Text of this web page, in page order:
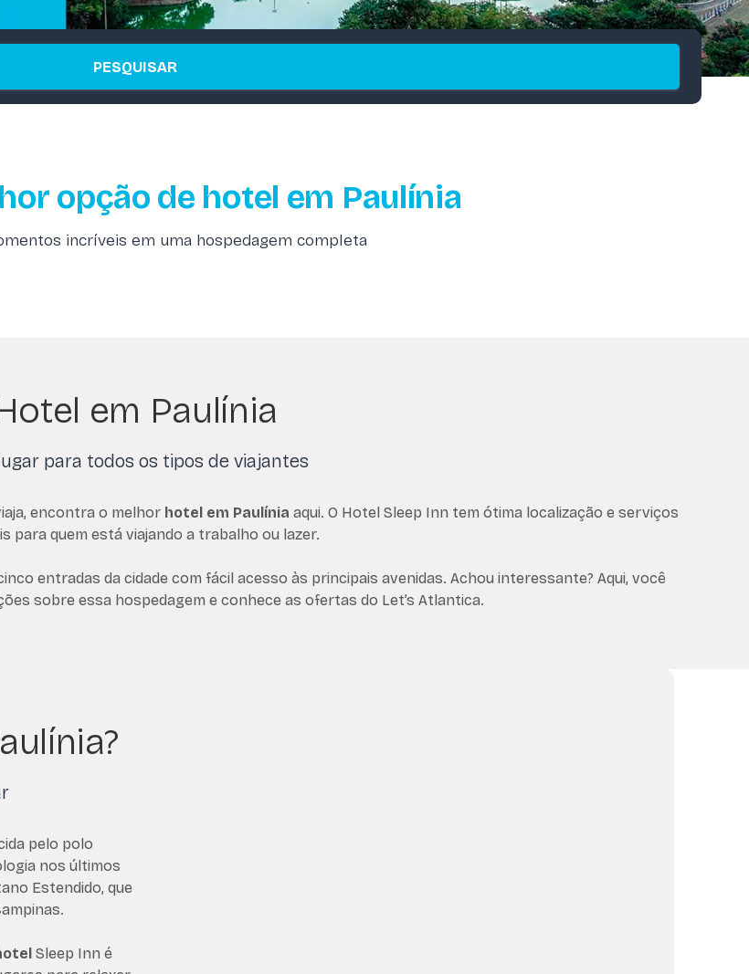
PESQUISAR
opção de hotel em Paulínia
incríveis em uma hospedagem completa
em Paulínia
para todos os tipos de viajantes
encontra o melhor hotel em Paulínia aqui. O Hotel Sleep Inn tem ótima localização e serviços
para quem está viajando a trabalho ou lazer.
entradas da cidade com fácil acesso às principais avenidas. Achou interessante? Aqui, você
sobre essa hospedagem e conhece as ofertas do Let’s Atlantica.
pelo polo
nos últimos
Estendido, que
Sleep Inn é